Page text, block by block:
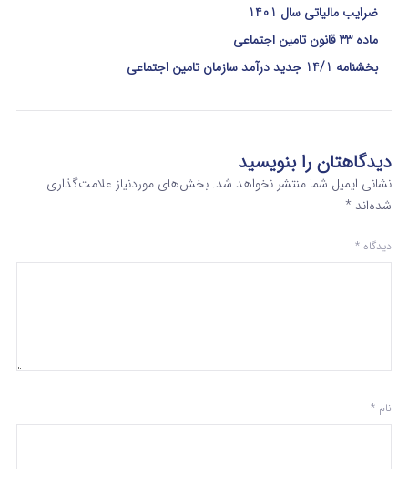
ضرایب مالیاتی سال 1401
ماده 33 قانون تامین اجتماعی
بخشنامه 14/1 جدید درآمد سازمان تامین اجتماعی
دیدگاهتان را بنویسید
نشانی ایمیل شما منتشر نخواهد شد. بخش‌های موردنیاز علامت‌گذاری
شده‌اند *
دیدگاه *
نام *